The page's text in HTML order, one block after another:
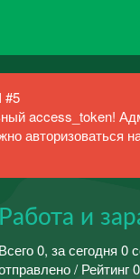
#5
access_token!
авторизоваться
Работа и
Всего 0, за сегодня 0
/ Рейтинг 0